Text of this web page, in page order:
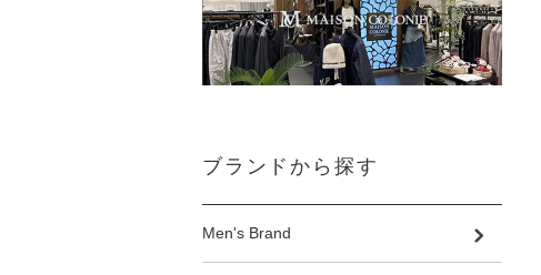
ブランドから探す
Men's Brand